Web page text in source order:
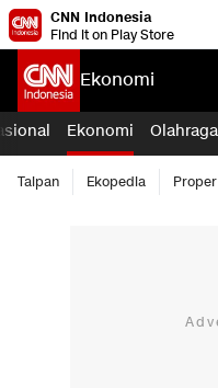
CNN Indonesia
Find it on Play Store
Ekonomi
Ekonomi Olahraga
Taipan Ekopedia